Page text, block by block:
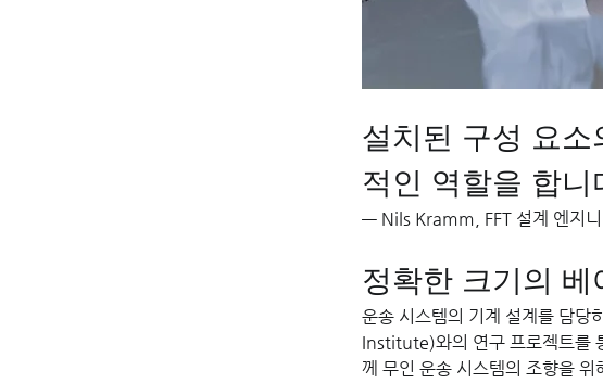
설치된 구성 요소
적인 역할을 합니
— Nils Kramm, FFT 설계 엔지니
정확한 크기의 베
운송 시스템의 기계 설계를 담
Institute)와의 연구 프로젝트를
께 무인 운송 시스템의 조향을